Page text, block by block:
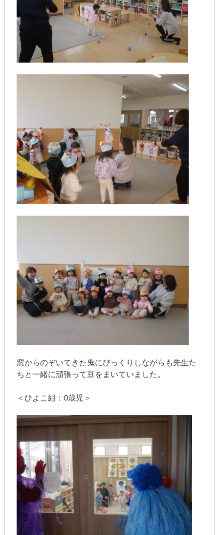
窓からのぞいてきた鬼にびっくりしながらも先生た
ちと一緒に頑張って豆をまいていました。
＜ひよこ組：0歳児＞